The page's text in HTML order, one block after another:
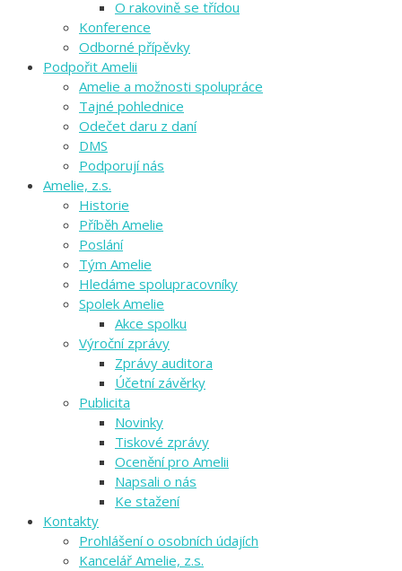
O rakovině se třídou
Konference
Odborné přípěvky
Podpořit Amelii
Amelie a možnosti spolupráce
Tajné pohlednice
Odečet daru z daní
DMS
Podporují nás
Amelie, z.s.
Historie
Příběh Amelie
Poslání
Tým Amelie
Hledáme spolupracovníky
Spolek Amelie
Akce spolku
Výroční zprávy
Zprávy auditora
Účetní závěrky
Publicita
Novinky
Tiskové zprávy
Ocenění pro Amelii
Napsali o nás
Ke stažení
Kontakty
Prohlášení o osobních údajích
Kancelář Amelie, z.s.